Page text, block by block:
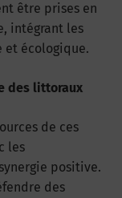
être prises en
intégrant les
et écologique.
des littoraux
de ces
les
positive.
des